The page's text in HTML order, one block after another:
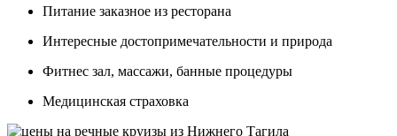
Питание заказное из ресторана
Интересные достопримечательности и природа
Фитнес зал, массажи, банные процедуры
Медицинская страховка